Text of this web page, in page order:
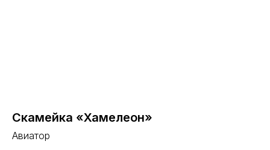
Скамейка «Хамелеон»
Авиатор